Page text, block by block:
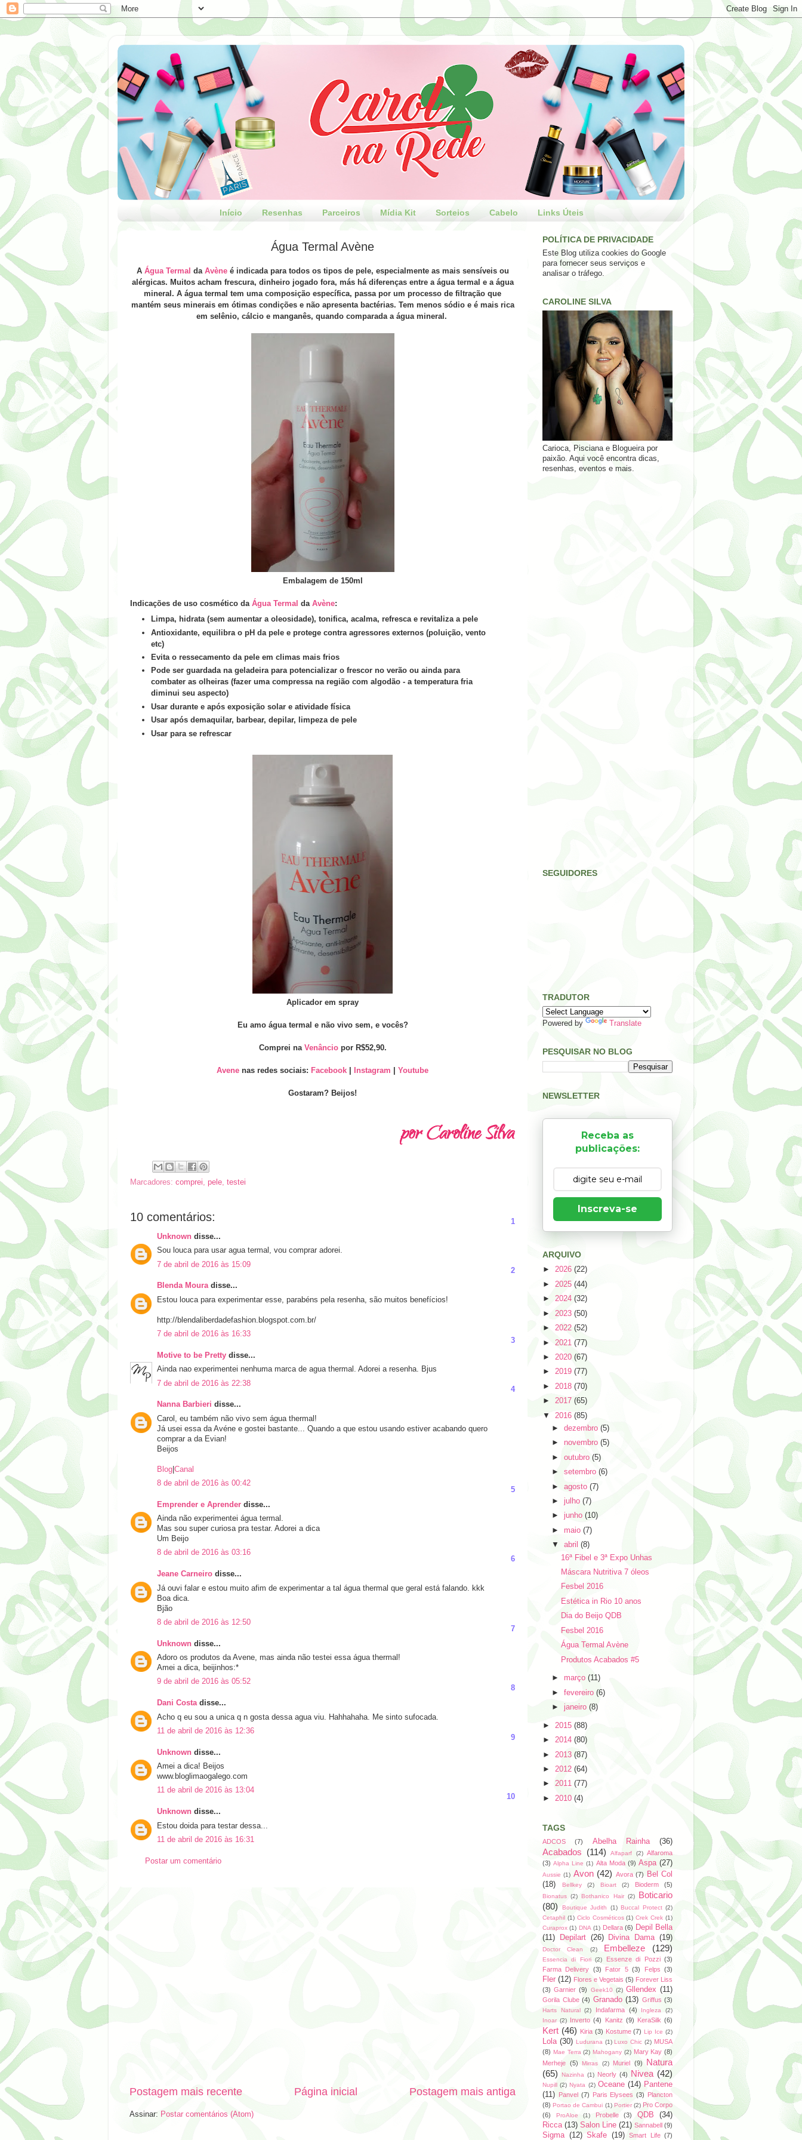
Início Resenhas Parceiros Mídia Kit Sorteios Cabelo Links Úteis
Água Termal Avène
A Água Termal da Avèneé indicada para todos os tipos de pele, especialmente as mais sensíveis ou
alérgicas. Muitos acham frescura, dinheiro jogado fora, más há diferenças entre a água termal e a água
mineral. A água termal tem uma composição específica, passa por um processo de filtração que
mantém seus minerais em ótimas condições e não apresenta bactérias. Tem menos sódio e é mais rica
em selênio, cálcio e manganês, quando comparada a água mineral.
Embalagem de 150ml
Indicações de uso cosmético da Água Termal da Avène:
Limpa, hidrata (sem aumentar a oleosidade), tonifica, acalma, refresca e revitaliza a pele
Antioxidante, equilibra o pH da pele e protege contra agressores externos (poluição, vento
etc)
Evita o ressecamento da pele em climas mais frios
Pode ser guardada na geladeira para potencializar o frescor no verão ou ainda para
combater as olheiras (fazer uma compressa na região com algodão - a temperatura fria
diminui seu aspecto)
Usar durante e após exposição solar e atividade física
Usar após demaquilar, barbear, depilar, limpeza de pele
Usar para se refrescar
Aplicador em spray
Eu amo água termal e não vivo sem, e vocês?
Comprei na Venânciopor R$52,90.
Avene nas redes sociais: Facebook Instagram Youtube
Gostaram? Beijos!
Marcadores: comprei, pele, testei
10 comentários:
Unknown disse...
1
Sou louca para usar agua termal, vou comprar adorei.
7 de abril de 2016 às 15:09
Blenda Mouradisse...
2
Estou louca para experimentar esse, parabéns pela resenha, são muitos benefícios!
http://blendaliberdadefashion.blogspot.com.br/
7 de abril de 2016 às 16:33
Motive to be Pretty disse...
3
Ainda nao experimentei nenhuma marca de agua thermal. Adorei a resenha. Bjus
7 de abril de 2016 às 22:38
Nanna Barbieri disse...
4
Carol, eu também não vivo sem água thermal!
Já usei essa da Avéne e gostei bastante... Quando a que estou usando estiver acabando quero
comprar a da Evian!
Beijos
Blog Canal
8 de abril de 2016 às 00:42
Emprender e Aprender disse...
5
Ainda não experimentei água termal.
Mas sou super curiosa pra testar. Adorei a dica
Um Beijo
8 de abril de 2016 às 03:16
Jeane Carneiro disse...
6
Já ouvi falar e estou muito afim de experimentar a tal água thermal que geral está falando. kkk
Boa dica.
Bjão
8 de abril de 2016 às 12:50
Unknown disse...
7
Adoro os produtos da Avene, mas ainda não testei essa água thermal!
Amei a dica, beijinhos:*
9 de abril de 2016 às 05:52
Dani Costadisse...
8
Acho q eu sou a unica q n gosta dessa agua viu. Hahhahaha. Me sinto sufocada.
11 de abril de 2016 às 12:36
Unknown disse...
9
Amei a dica! Beijos
www.bloglimaogalego.com
11 de abril de 2016 às 13:04
Unknown disse...
10
Estou doida para testar dessa...
11 de abril de 2016 às 16:31
Postar um comentário
Postagem mais recente Postagem mais antiga
Página inicial
Assinar: Postar comentários (Atom)
POLÍTICA DE PRIVACIDADE
Este Blog utiliza cookies do Google
para fornecer seus serviços e
analisar o tráfego.
CAROLINE SILVA
Carioca, Pisciana e Blogueira por
paixão. Aqui você encontra dicas,
resenhas, eventos e mais.
SEGUIDORES
TRADUTOR
Powered by Translate
PESQUISAR NO BLOG
NEWSLETTER
Receba as
publicações:
Inscreva-se
ARQUIVO
► 2026 (22)
► 2025 (44)
► 2024 (32)
► 2023 (50)
► 2022 (52)
► 2021 (77)
► 2020 (67)
► 2019 (77)
► 2018 (70)
► 2017 (65)
▼ 2016 (85)
►dezembro(5)
► novembro(5)
►outubro(5)
►setembro(6)
►agosto(7)
► julho(7)
► junho(10)
► maio(7)
▼abril(8)
16ª Fibel e 3ª Expo Unhas
Máscara Nutritiva 7 óleos
Fesbel 2016
Estética in Rio 10 anos
Dia do Beijo QDB
Fesbel 2016
Água Termal Avène
Produtos Acabados #5
► março(11)
►fevereiro(6)
► janeiro(8)
► 2015 (88)
► 2014 (80)
► 2013 (87)
► 2012 (64)
► 2011 (77)
► 2010 (4)
TAGS
ADCOS (7) Abelha Rainha (36)
Acabados (114) Alfaparf (2) Alfaroma
(3) Alpha Line (1) Alta Moda (9) Aspa (27)
Aussie (1) Avon (42) Avora (7)
Bel Col
(18)
Bellkey (2) Bioart (2) Bioderm (5)
Bionatus (2) Bothanico Hair (2)
Boticario
(80)
Boutique Judith (1) Buccal Protect (2)
Cetaphil (1) Ciclo Cosméticos (1) Crek Crek (1)
Curaprox (1) DNA (1) Dellara (6) Depil Bella
(11)
Depilart (26) Divina Dama (19)
Doctor Clean (2) Embelleze (129)
Essencia di Fiori (2) Essenze di Pozzi (3)
Farma Delivery (3) Fator 5 (3) Felps (3)
Fler (12) Flores e Vegetais (5) Forever Liss
(3) Garnier (9) Geek10 (2) Gllendex (11)
Gorila Clube (4) Granado (13) Griffus (3)
Harts Natural (2) Indafarma (4) Ingleza
(2)
Inoar (2) Inverto (4) Kanitz (9) KeraSilk (6)
Kert (46) Kiria (3) Kostume (7) Lip Ice (2)
Lola (30) Ludurana (1) Luxo Chic (2) MUSA
(8) Mae Terra (2) Mahogany (2) Mary Kay (8)
Merheje (5) Mirras (2) Muriel (9)
Natura
(65)
Nazinha (1) Neorly (4) Nivea (42)
Nupill (2) Nyata (2) Oceane (14) Pantene
(11) Panvel (7) Paris Elysees (3) Plancton
(8) Portao de Cambui (1) Portier (2) Pro Corpo
(6)
ProAloe (1) Probelle (3) QDB
(34)
Ricca (13) Salon Line (21) Sannabell (9)
Sigma (12) Skafe (19) Smart Life (7)